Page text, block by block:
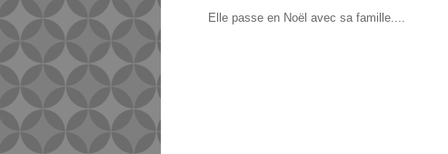
Elle passe en Noël avec sa famille....